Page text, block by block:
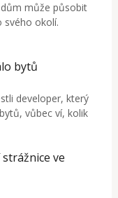
může působit
svého okolí.
bytů
developer, který
vůbec ví, kolik
ve